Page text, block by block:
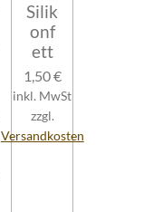
Silik
onf
ett
1,50 €
inkl. MwSt
zzgl.
Versandkosten